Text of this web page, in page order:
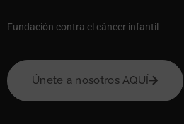
Fundación contra el cáncer infantil
Únete a nosotros AQUÍ